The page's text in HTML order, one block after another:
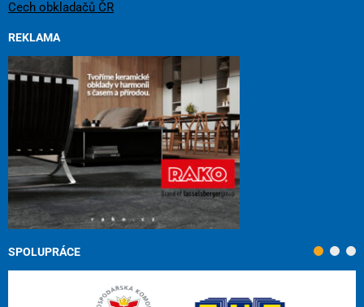
Cech obkladačů ČR
REKLAMA
SPOLUPRÁCE